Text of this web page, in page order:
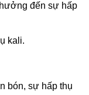
đến sự hấp
kali.
bón, sự hấp thụ